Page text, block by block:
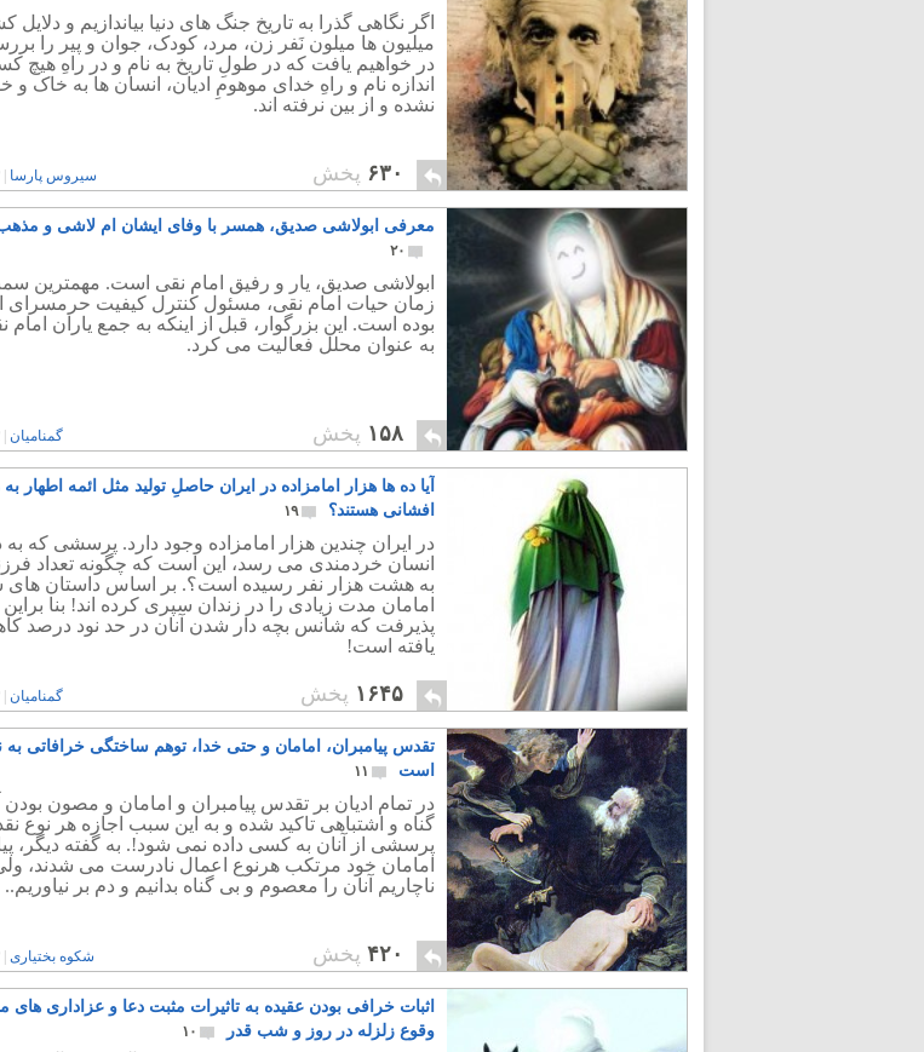
اگر نگاهی گذرا به تاریخ جنگ های دنیا بیاندازیم و دلایل
میلیون ها میلون نَفر زن، مرد، کودک، جوان و پیر را
در خواهیم یافت که در طولِ تاریخ به نام و در راهِ هیچ
اندازه نام و راهِ خدای موهومِ ادیان، انسان ها به خاک
نشده و از بین نرفته اند.
۶۳۰ پخش سیروس پارسا
معرفی ابولاشی صدیق، همسر با وفای ایشان ام لاشی و
۲۰
ابولاشی صدیق، یار و رفیق امام نقی است. مهمترین
زمان حیات امام نقی، مسئول کنترل کیفیت حرمسرای
بوده است. این بزرگوار، قبل از اینکه به جمع یاران امام
به عنوان محلل فعالیت می کرد.
۱۵۸ پخش گمنامیان
آیا ده ها هزار امامزاده در ایران حاصلِ تولید مثل ائمه اطهار
افشانی هستند؟
۱۹
در ایران چندین هزار امامزاده وجود دارد. پرسشی که به
انسان خردمندی می رسد، این است که چگونه تعداد
به هشت هزار نفر رسیده است؟. بر اساس داستان های
امامان مدت زیادی را در زندان سپری کرده اند! بنا براین
پذیرفت که شانس بچه دار شدن آنان در حد نود درصد
یافته است!
۱۶۴۵ پخش گمنامیان
تقدس پیامبران، امامان و حتی خدا، توهم ساختگی خرافاتی به
است
۱۱
در تمام ادیان بر تقدس پیامبران و امامان و مصون بودن
گناه و اشتباهی تاکید شده و به این سبب اجازه هر نوع
پرسشی از آنان به کسی داده نمی شود!. به گفته دیگر،
امامان خود مرتکب هرنوع اعمال نادرست می شدند،
ناچاریم آنان را معصوم و بی گناه بدانیم و دم بر نیاوریم..
۴۲۰ پخش شکوه بختیاری
اثبات خرافی بودن عقیده به تاثیرات مثبت دعا و عزاداری های
وقوع زلزله در روز و شب قدر
۱۰